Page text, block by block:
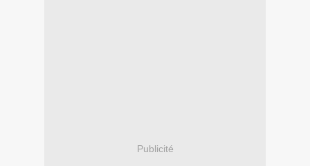
Publicité